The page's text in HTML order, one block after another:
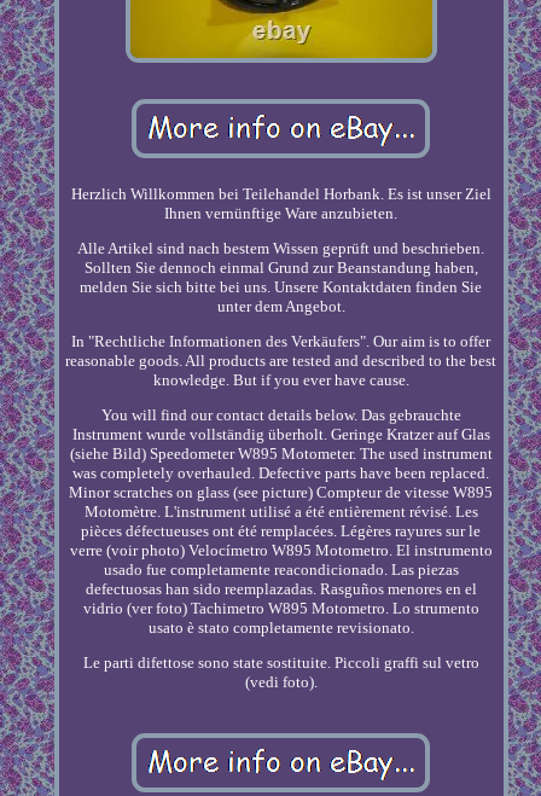
Herzlich Willkommen bei Teilehandel Horbank. Es ist unser Ziel
Ihnen vernünftige Ware anzubieten.
Alle Artikel sind nach bestem Wissen geprüft und beschrieben.
Sollten Sie dennoch einmal Grund zur Beanstandung haben,
melden Sie sich bitte bei uns. Unsere Kontaktdaten finden Sie
unter dem Angebot.
In "Rechtliche Informationen des Verkäufers". Our aim is to offer
reasonable goods. All products are tested and described to the best
knowledge. But if you ever have cause.
You will find our contact details below. Das gebrauchte
Instrument wurde vollständig überholt. Geringe Kratzer auf Glas
(siehe Bild) Speedometer W895 Motometer. The used instrument
was completely overhauled. Defective parts have been replaced.
Minor scratches on glass (see picture) Compteur de vitesse W895
Motomètre. L'instrument utilisé a été entièrement révisé. Les
pièces défectueuses ont été remplacées. Légères rayures sur le
verre (voir photo) Velocímetro W895 Motometro. El instrumento
usado fue completamente reacondicionado. Las piezas
defectuosas han sido reemplazadas. Rasguños menores en el
vidrio (ver foto) Tachimetro W895 Motometro. Lo strumento
usato è stato completamente revisionato.
Le parti difettose sono state sostituite. Piccoli graffi sul vetro
(vedi foto).